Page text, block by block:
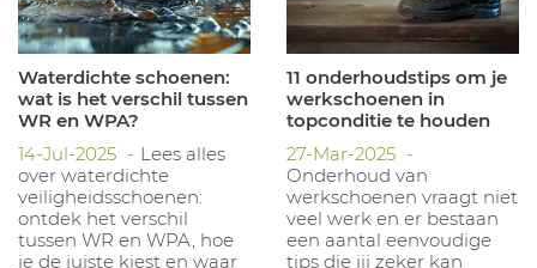
Waterdichte schoenen:
wat is het verschil tussen
WR en WPA?
14-Jul-2025
Lees alles
over waterdichte
veiligheidsschoenen:
ontdek het verschil
tussen WR en WPA, hoe
je de juiste kiest en waar
11 onderhoudstips om je
werkschoenen in
topconditie te houden
27-Mar-2025
Onderhoud van
werkschoenen vraagt niet
veel werk en er bestaan
een aantal eenvoudige
tips die jij zeker kan